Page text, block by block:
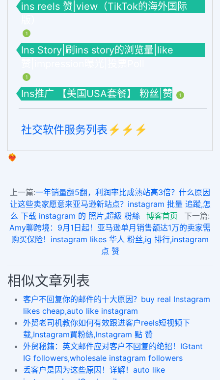
ins reels 赞|view（TikTok的海外国际
1
Ins Story|刷ins story的浏览量|like
1
Ins推广 【美国USA套餐】 粉丝|赞 1
社交软件服务列表⚡️⚡️⚡️
❤️‍🔥
上一篇:一年销量翻5翻，利润率比成熟站高3倍？什么原因
让这些卖家愿意来亚马逊新站点？instagram 批量 追蹤,怎
么 下载 instagram 的 照片,超級 粉絲
博客首页 下一篇:
Amy聊跨境：9月1日起！亚马逊单月销售额达1万的卖家需
购买保险​！​instagram likes 华人 粉丝,ig 排行,instagram
点 赞
相似文章列表
客户不回复你的邮件的十大原因？buy real Instagram
likes cheap,auto like instagram
外贸老司机教你如何有效跟进客户reels短视频下
载,Instagram買粉絲,Instagram 點 贊
外贸秘籍：英文邮件应对客户不回复的绝招！IGtant
IG followers,wholesale instagram followers
丢客户是因为这些原因！详解！auto like